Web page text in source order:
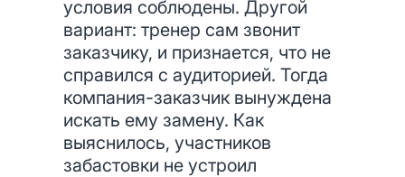
условия соблюдены. Другой
вариант: тренер сам звонит
заказчику, и признается, что не
справился с аудиторией. Тогда
компания-заказчик вынуждена
искать ему замену. Как
выяснилось, участников
забастовки не устроил